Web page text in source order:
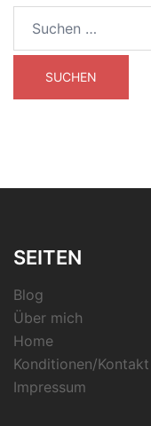
SEITEN
Blog
Über mich
Home
Konditionen/Kontakt
Impressum